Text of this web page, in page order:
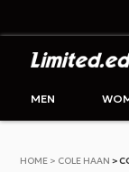
MEN
HOME COLE HAAN